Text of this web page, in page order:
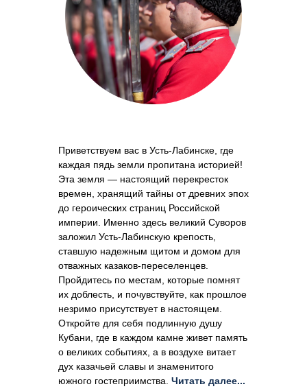
Приветствуем вас в Усть-Лабинске, где
каждая пядь земли пропитана историей!
Эта земля — настоящий перекресток
времен, хранящий тайны от древних эпох
до героических страниц Российской
империи. Именно здесь великий Суворов
заложил Усть-Лабинскую крепость,
ставшую надежным щитом и домом для
отважных казаков-переселенцев.
Пройдитесь по местам, которые помнят
их доблесть, и почувствуйте, как прошлое
незримо присутствует в настоящем.
Откройте для себя подлинную душу
Кубани, где в каждом камне живет память
о великих событиях, а в воздухе витает
дух казачьей славы и знаменитого
южного гостеприимства. Читать далее...